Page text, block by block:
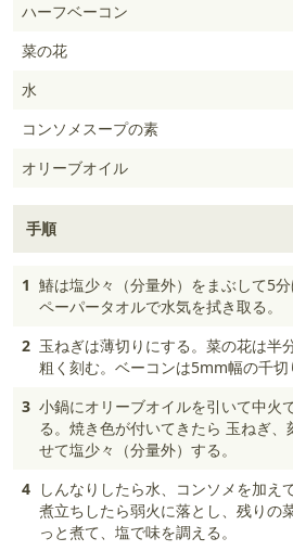
ハーフベーコン
菜の花
水
コンソメスープの素
オリーブオイル
手順
1 鰆は塩少々（分量外）をまぶして5
ペーパータオルで水気を拭き取る。
2 玉ねぎは薄切りにする。菜の花は半
粗く刻む。ベーコンは5mm幅の千切
3 小鍋にオリーブオイルを引いて中火
る。焼き色が付いてきたら 玉ねぎ
せて塩少々（分量外）する。
4 しんなりしたら水、コンソメを加え
煮立ちしたら弱火に落とし、残りの
っと煮て、塩で味を調える。